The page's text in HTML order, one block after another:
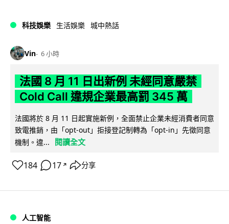
科技娛樂 生活娛樂 城中熱話
Vin 6 小時
法國 8 月 11 日出新例 未經同意嚴禁
Cold Call 違規企業最高罰 345 萬
法國將於 8 月 11 日起實施新例，全面禁止企業未經消費者同意
致電推銷，由「opt-out」拒接登記制轉為「opt-in」先徵同意
機制。違...
閱讀全文
184 17 ↗ 分享
人工智能